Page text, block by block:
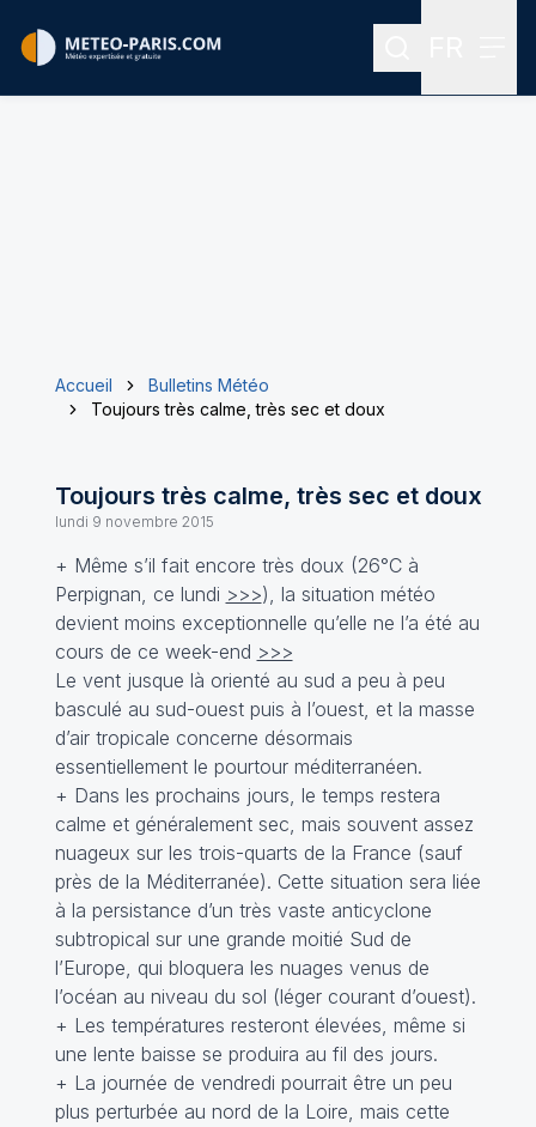
Rechercher
Accueil
Bulletins Météo
Toujours très calme, très sec et doux
Toujours très calme, très sec et doux
lundi 9 novembre 2015
+ Même s’il fait encore très doux (26°C à
Perpignan, ce lundi >>>), la situation météo
devient moins exceptionnelle qu’elle ne l’a été au
cours de ce week-end >>>
Le vent jusque là orienté au sud a peu à peu
basculé au sud-ouest puis à l’ouest, et la masse
d’air tropicale concerne désormais
essentiellement le pourtour méditerranéen.
+ Dans les prochains jours, le temps restera
calme et généralement sec, mais souvent assez
nuageux sur les trois-quarts de la France (sauf
près de la Méditerranée). Cette situation sera liée
à la persistance d’un très vaste anticyclone
subtropical sur une grande moitié Sud de
l’Europe, qui bloquera les nuages venus de
l’océan au niveau du sol (léger courant d’ouest).
+ Les températures resteront élevées, même si
une lente baisse se produira au fil des jours.
+ La journée de vendredi pourrait être un peu
plus perturbée au nord de la Loire, mais cette